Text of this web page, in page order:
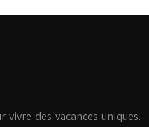
vivre des vacances uniques.